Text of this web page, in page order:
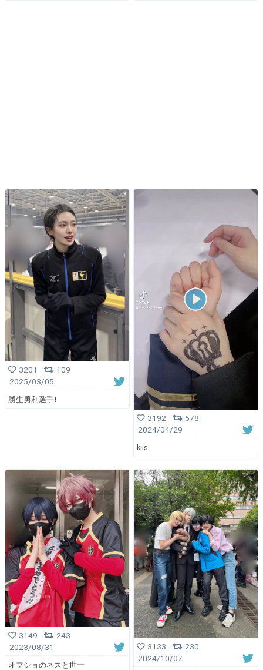
3201
109
2025/03/05
勝生勇利選手❗️
3192
578
2024/04/29
kiis
3149
243
2023/08/31
オフショのネスと世一
3133
230
2024/10/07